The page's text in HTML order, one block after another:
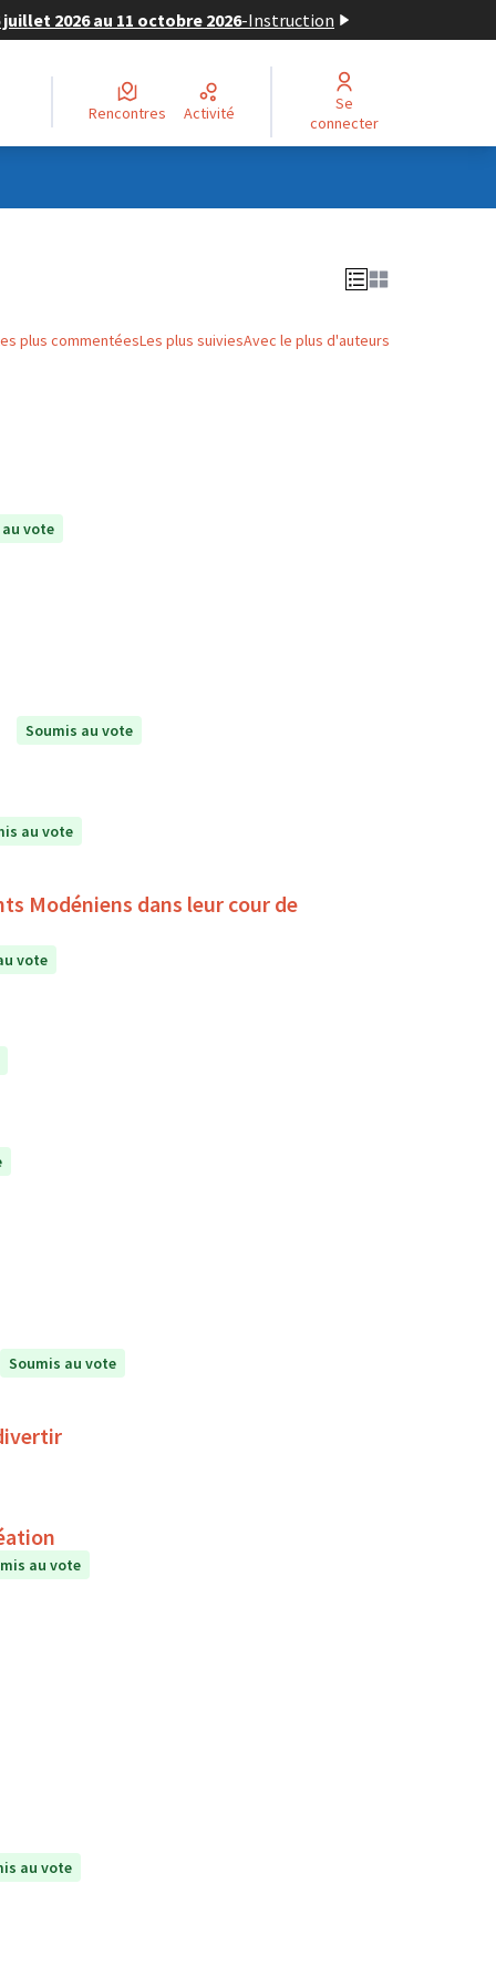
2026 au 11 octobre 2026-Instruction
Rencontres Activité
Se
connecter
plus commentéesLes plus suiviesAvec le plus d'auteurs
vote
Soumis au vote
au vote
Modéniens dans leur cour de
vote
Soumis au vote
au vote
au vote